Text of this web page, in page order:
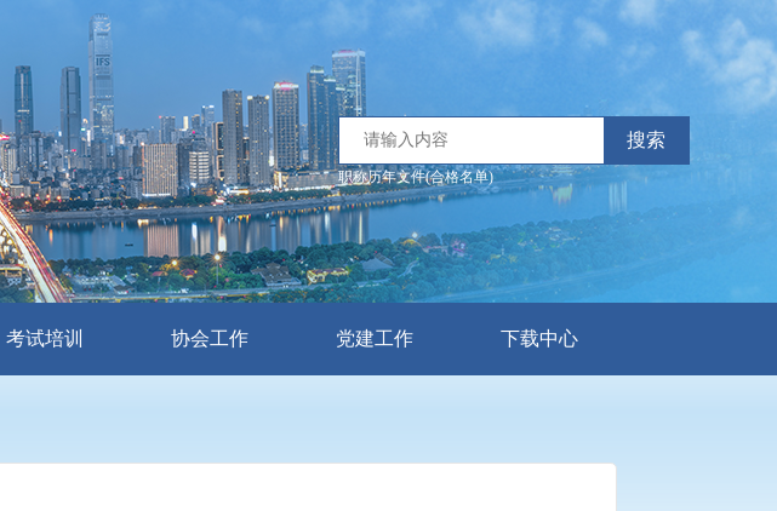
搜索
职称历年文件(合格名单)
考试培训 协会工作 党建工作 下载中心